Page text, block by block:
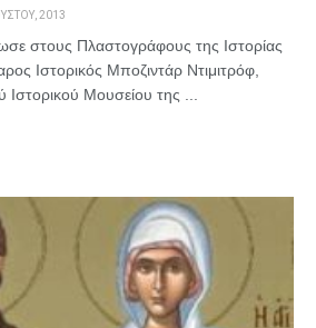
2013
στους Πλαστογράφους της Ιστορίας
Ιστορικός Μποζιντάρ Ντιμιτρόφ,
Ιστορικού Μουσείου της ...